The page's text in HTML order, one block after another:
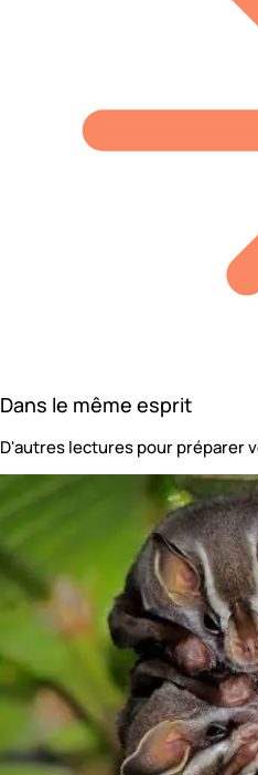
Dans le même esprit
D'autres lectures pour préparer